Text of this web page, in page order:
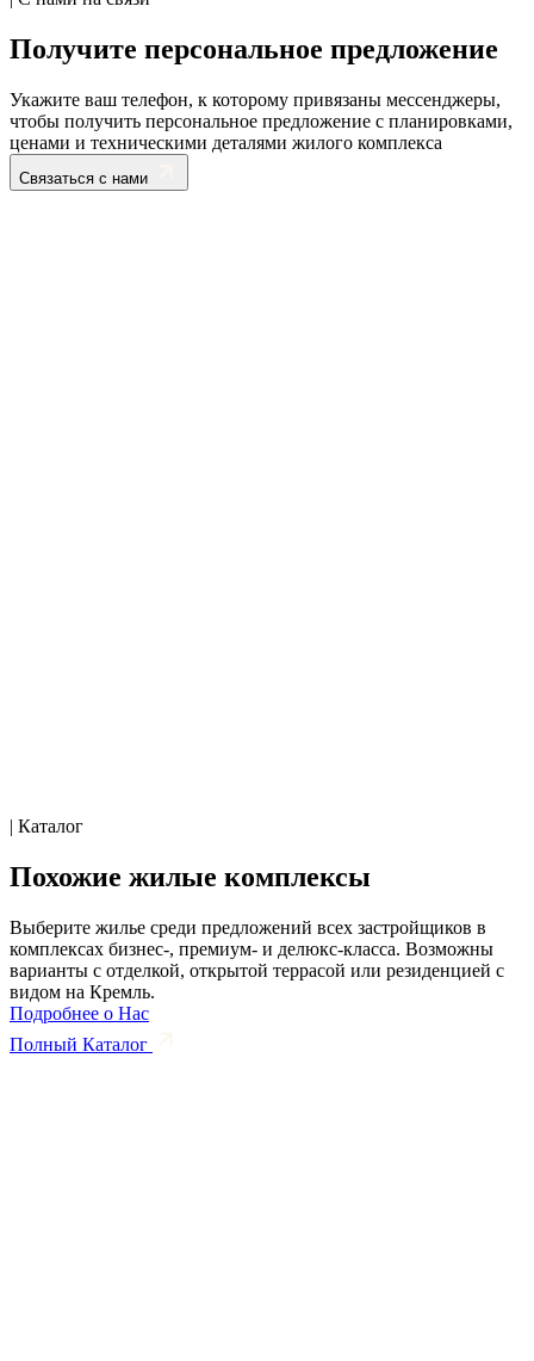
Получите персональное предложение
Укажите ваш телефон, к которому привязаны мессенджеры,
чтобы получить персональное предложение с планировками,
ценами и техническими деталями жилого комплекса
Связаться с нами
| Каталог
Похожие жилые комплексы
Выберите жилье среди предложений всех застройщиков в
комплексах бизнес-, премиум- и делюкс-класса. Возможны
варианты с отделкой, открытой террасой или резиденцией с
видом на Кремль.
Подробнее о Нас
Полный Каталог